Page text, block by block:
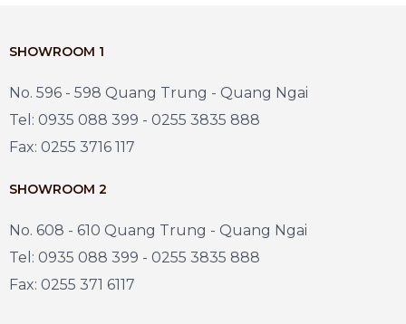
SHOWROOM 1
No. 596 - 598 Quang Trung - Quang Ngai
Tel: 0935 088 399 - 0255 3835 888
Fax: 0255 3716 117
SHOWROOM 2
No. 608 - 610 Quang Trung - Quang Ngai
Tel: 0935 088 399 - 0255 3835 888
Fax: 0255 371 6117